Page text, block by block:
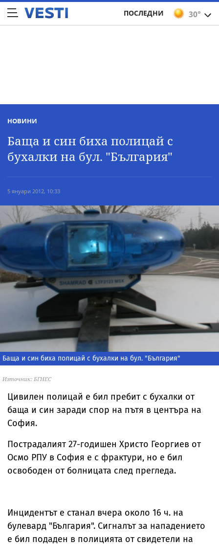
30°
ПОСЛЕДНИ
НОВИНИ
Баща и син биха полицай с
бухалки на бул. "България"
5 януари 2012, 10:33
Баща и син биха полицай с бухалки на бул. "България"
Източник: БГНЕС
Цивилен полицай е бил пребит с бухалки от
баща и син заради спор на пътя в центъра на
София.
Пострадалият 27-годишен Христо Георгиев от
Осмо РПУ в София е с фрактури, но е бил
освободен от болницата след прегледа.
Инцидентът е станал вчера около 16 ч. на
булевард "България". Сигналът за нападението
е бил подаден в полицията от свидетели на